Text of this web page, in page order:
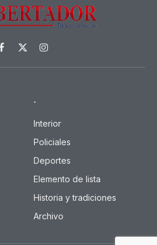
Facebook
X
(Twitter)
Instagram
.
Interior
Policiales
Deportes
Elemento de lista
Historia y tradiciones
Archivo